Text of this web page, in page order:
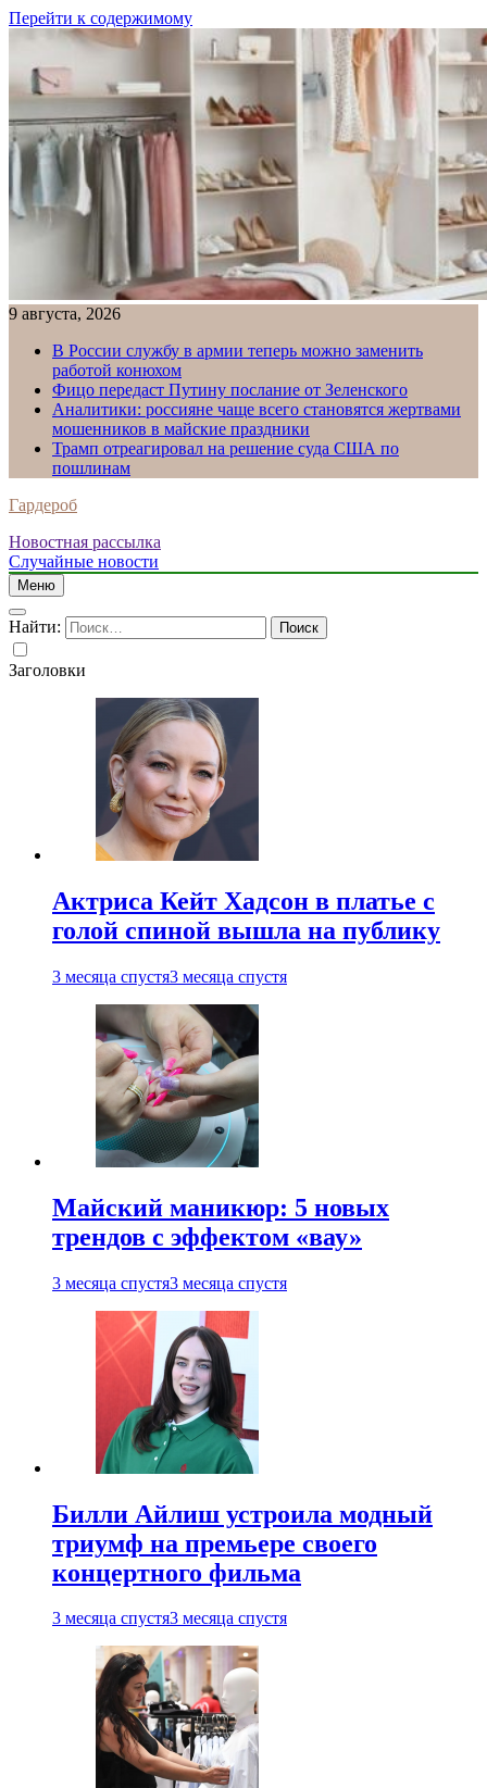
Перейти к содержимому
9 августа, 2026
В России службу в армии теперь можно заменить
работой конюхом
Фицо передаст Путину послание от Зеленского
Аналитики: россияне чаще всего становятся жертвами
мошенников в майские праздники
Трамп отреагировал на решение суда США по
пошлинам
Гардероб
Новостная рассылка
Случайные новости
Меню
Найти:
Заголовки
Актриса Кейт Хадсон в платье с
голой спиной вышла на публику
3 месяца спустя3 месяца спустя
Майский маникюр: 5 новых
трендов с эффектом «вау»
3 месяца спустя3 месяца спустя
Билли Айлиш устроила модный
триумф на премьере своего
концертного фильма
3 месяца спустя3 месяца спустя